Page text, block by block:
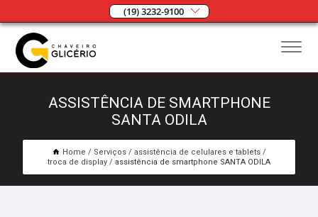
(19) 3232-9100
ASSISTÊNCIA DE SMARTPHONE
SANTA ODILA
Home Serviços
assistência de celulares e tablets
troca de display
assistência de smartphone SANTA ODILA